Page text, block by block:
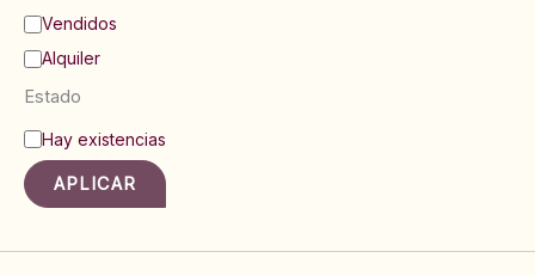
Vendidos
Alquiler
Estado
E
t
a
o
Hay existencias
APLICAR